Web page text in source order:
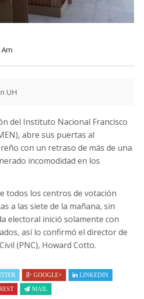
UH
del Instituto Nacional Francisco
abre sus puertas al
con un retraso de más de una
incomodidad en los
todos los centros de votación
a las siete de la mañana, sin
electoral inició solamente con
así lo confirmó el director de
(PNC), Howard Cotto.
GOOGLE+
LINKEDIN
MAIL